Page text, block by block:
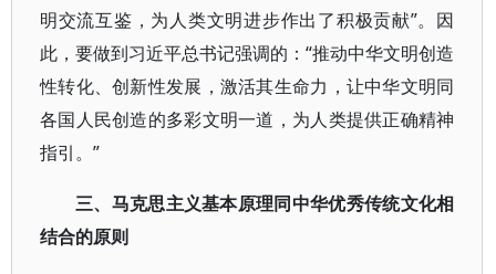
明交流互鉴，为人类文明进步作出了积极贡献”。因
此，要做到习近平总书记强调的：“推动中华文明创造
性转化、创新性发展，激活其生命力，让中华文明同
各国人民创造的多彩文明一道，为人类提供正确精神
指引。”
三、马克思主义基本原理同中华优秀传统文化相
结合的原则